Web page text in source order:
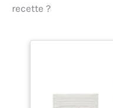
recette ?